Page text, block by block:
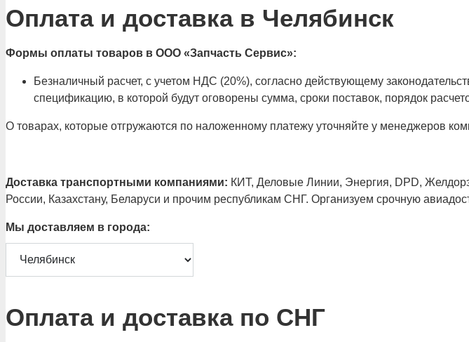
Оплата и доставка в Челябинск
Формы оплаты товаров в ООО «Запчасть Сервис»:
Безналичный расчет, с учетом НДС (20%), согласно действующему
спецификацию, в которой будут оговорены сумма, сроки поставок, порядок
О товарах, которые отгружаются по наложенному платежу уточняйте у менеджеров
Доставка транспортными компаниями: КИТ, Деловые Линии, Энергия, DPD,
России, Казахстану, Беларуси и прочим республикам СНГ. Организуем срочную
Мы доставляем в города:
Оплата и доставка по СНГ